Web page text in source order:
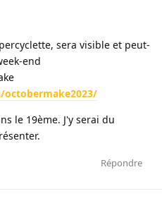
sera visible et peut-
end
le 19ème. J'y serai du
Répondre